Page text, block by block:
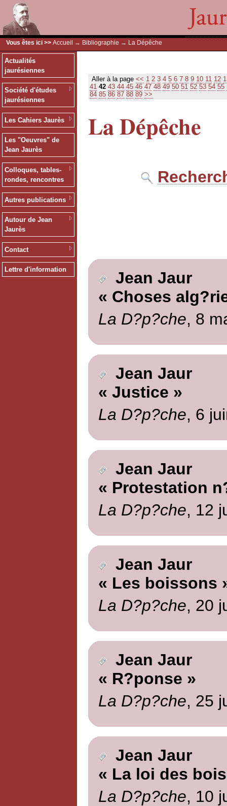
Vous êtes ici >> Accueil → Bibliographie → La Dépêche
Actualités
jaurésiennes
Société d'études
jaurésiennes
Les Cahiers Jaurès
Les "Oeuvres" de
Jean Jaurès
Colloques, tables-
rondes, rencontres
Autres publications
Autour de Jean
Jaurès
Contact
Lettre d'information
Aller à la page << 1 2 3 4 5 6 7 8 9 10 11 12
41 42 43 44 45 46 47 48 49 50 51 52 53 54 55
84 85 86 87 88 89 >>
La Dépêche
Jean Jaur
« Choses
La D?p?che, 8
Jean Jaur
« Justice »
La D?p?che, 6
Jean Jaur
« Protestation
La D?p?che, 12
Jean Jaur
« Les boissons
La D?p?che, 20
Jean Jaur
« R?ponse »
La D?p?che, 25
Jean Jaur
« La loi des
La D?p?che, 10